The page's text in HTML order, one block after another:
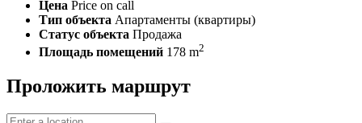
Цена Price on call
Тип объекта Апартаменты (квартиры)
Статус объекта Продажа
Площадь помещений 178 m2
Проложить маршрут